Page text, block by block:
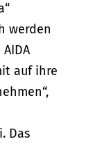
werden
auf ihre
Das